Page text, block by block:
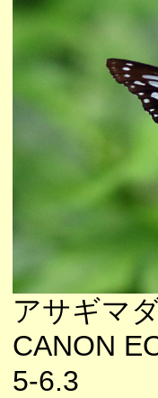
アサギマ
CANON
5-6.3